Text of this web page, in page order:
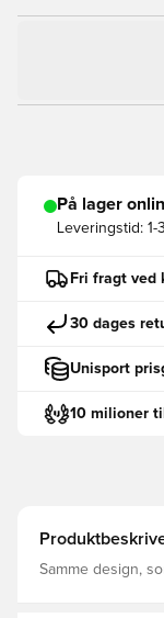
På lager
Leveringstid: 1-
Fri fragt ved
30 dages
Unisport
10 milioner
Samme design,